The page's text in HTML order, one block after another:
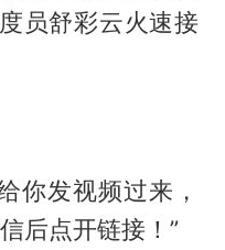
员舒彩云火速接
你发视频过来，
后点开链接！”